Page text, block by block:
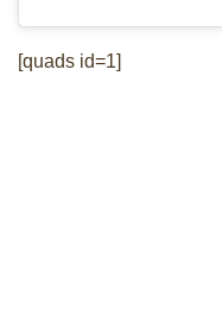
[quads id=1]